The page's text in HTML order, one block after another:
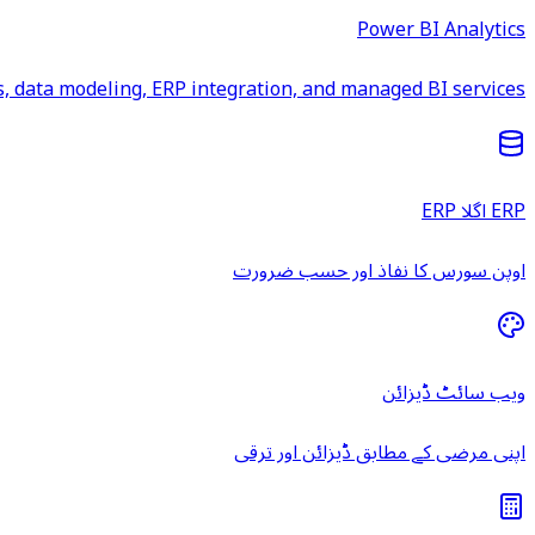
Power BI Analytics
data modeling, ERP integration, and managed BI services.
ERP اگلا ERP
اوپن سورس کا نفاذ اور حسب ضرورت
ویب سائٹ ڈیزائن
اپنی مرضی کے مطابق ڈیزائن اور ترقی